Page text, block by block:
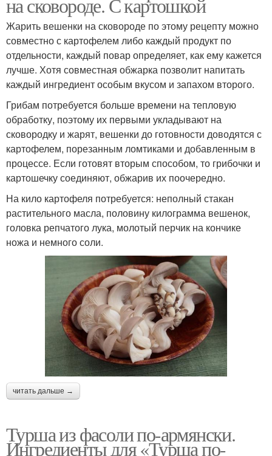
Жарить вешенки на сковороде по этому рецепту можно
совместно с картофелем либо каждый продукт по
отдельности, каждый повар определяет, как ему кажется
лучше. Хотя совместная обжарка позволит напитать
каждый ингредиент особым вкусом и запахом второго.
Грибам потребуется больше времени на тепловую
обработку, поэтому их первыми укладывают на
сковородку и жарят, вешенки до готовности доводятся с
картофелем, порезанным ломтиками и добавленным в
процессе. Если готовят вторым способом, то грибочки и
картошечку соединяют, обжарив их поочередно.
На кило картофеля потребуется: неполный стакан
растительного масла, половину килограмма вешенок,
головка репчатого лука, молотый перчик на кончике
ножа и немного соли.
читать дальше →
Турша из фасоли по-армянски.
Ингредиенты для «Турша по-